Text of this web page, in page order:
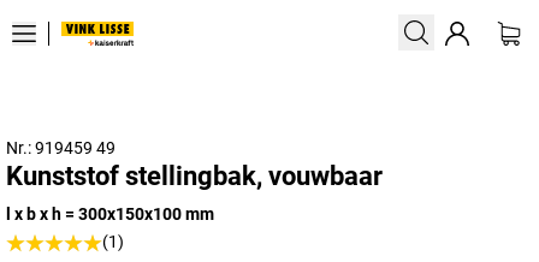
Nr.: 919459 49
Kunststof stellingbak, vouwbaar
l x b x h = 300x150x100 mm
(1)